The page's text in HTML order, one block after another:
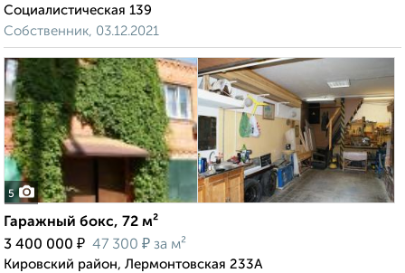
Социалистическая 139
Собственник, 03.12.2021
5
Гаражный бокс, 72 м²
3 400 000 ₽ 47 300 ₽ за м²
Кировский район, Лермонтовская 233А